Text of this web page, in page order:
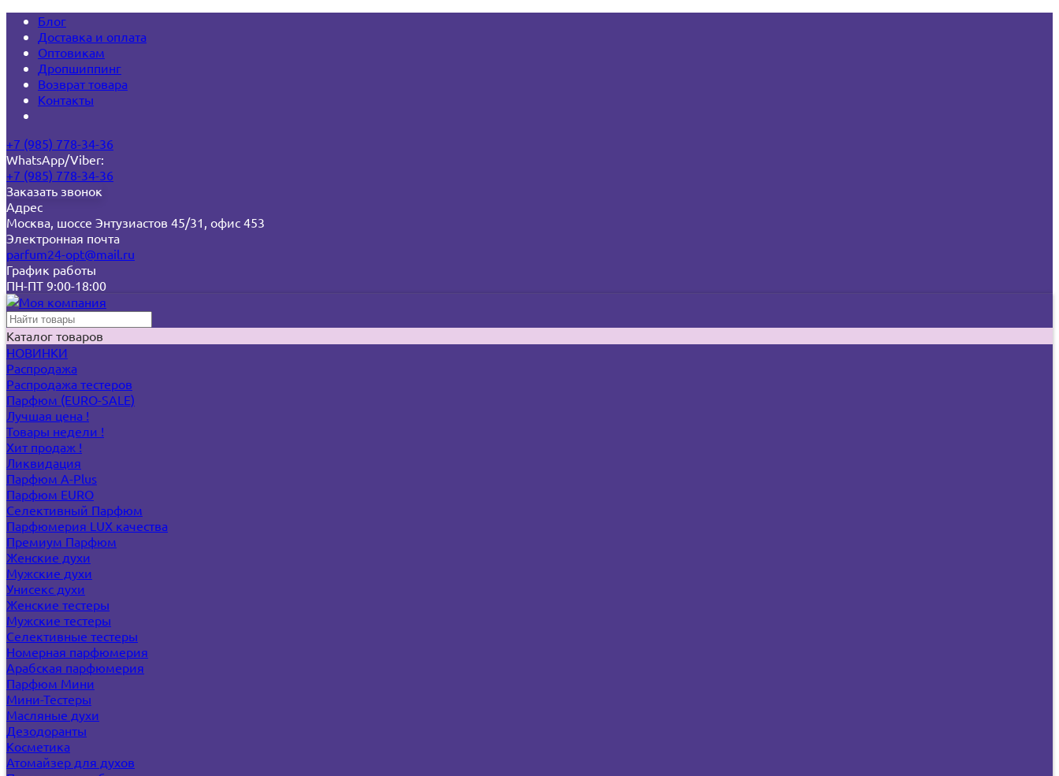
Блог
Доставка и оплата
Оптовикам
Дропшиппинг
Возврат товара
Контакты
+7 (985) 778-34-36
WhatsApp/Viber:
+7 (985) 778-34-36
Заказать звонок
Адрес
Москва, шоссе Энтузиастов 45/31, офис 453
Электронная почта
parfum24-opt@mail.ru
График работы
ПН-ПТ 9:00-18:00
Каталог товаров
НОВИНКИ
Распродажа
Распродажа тестеров
Парфюм (EURO-SALE)
Лучшая цена !
Товары недели !
Хит продаж !
Ликвидация
Парфюм A-Plus
Парфюм EURO
Селективный Парфюм
Парфюмерия LUX качества
Премиум Парфюм
Женские духи
Мужские духи
Унисекс духи
Женские тестеры
Мужские тестеры
Селективные тестеры
Номерная парфюмерия
Арабская парфюмерия
Парфюм Мини
Мини-Тестеры
Масляные духи
Дезодоранты
Косметика
Атомайзер для духов